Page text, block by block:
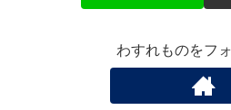
わすれものをフ